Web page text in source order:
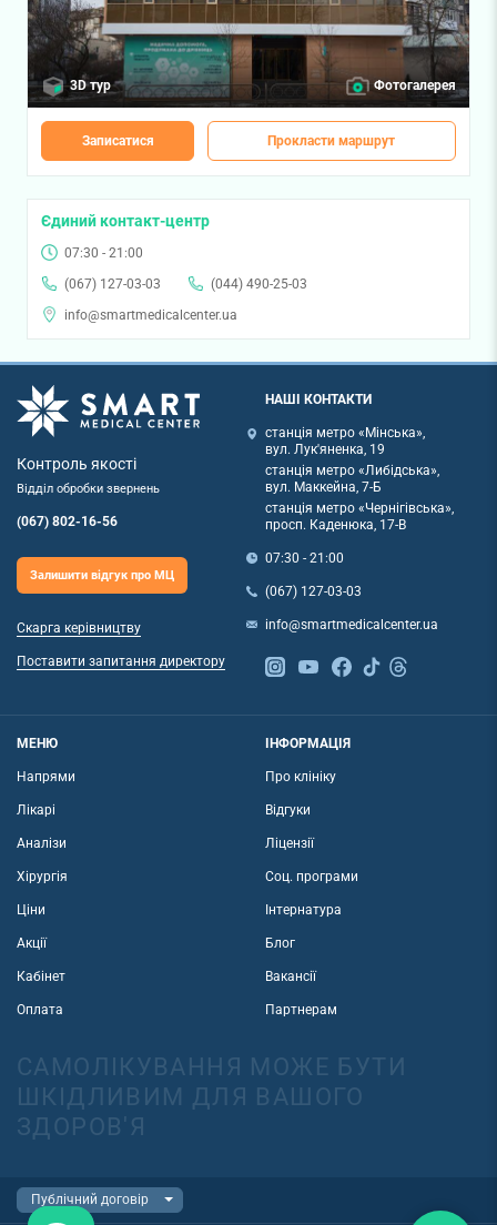
3D тур Фотогалерея
Записатися Прокласти маршрут
Єдиний контакт-центр
07:30 - 21:00
(067) 127-03-03
(044) 490-25-03
info@smartmedicalcenter.ua
Контроль якості
Відділ обробки звернень
(067) 802-16-56
Залишити відгук про МЦ
Скарга керівництву
Поставити запитання директору
НАШІ КОНТАКТИ
станція метро «Мінська»,
вул. Лук'яненка, 19
станція метро «Либідська»,
вул. Маккейна, 7-Б
станція метро «Чернігівська»,
просп. Каденюка, 17-В
07:30 - 21:00
(067) 127-03-03
info@smartmedicalcenter.ua
МЕНЮ
Напрями
Лікарі
Аналізи
Хірургія
Ціни
Акції
Кабінет
Оплата
ІНФОРМАЦІЯ
Про клініку
Відгуки
Ліцензії
Соц. програми
Інтернатура
Блог
Вакансії
Партнерам
САМОЛІКУВАННЯ МОЖЕ БУТИ
ШКІДЛИВИМ ДЛЯ ВАШОГО
ЗДОРОВ'Я